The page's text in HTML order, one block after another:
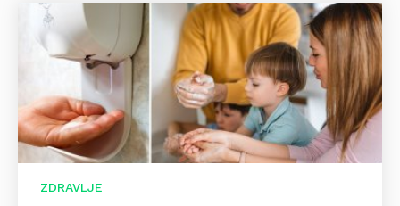
ZDRAVLJE